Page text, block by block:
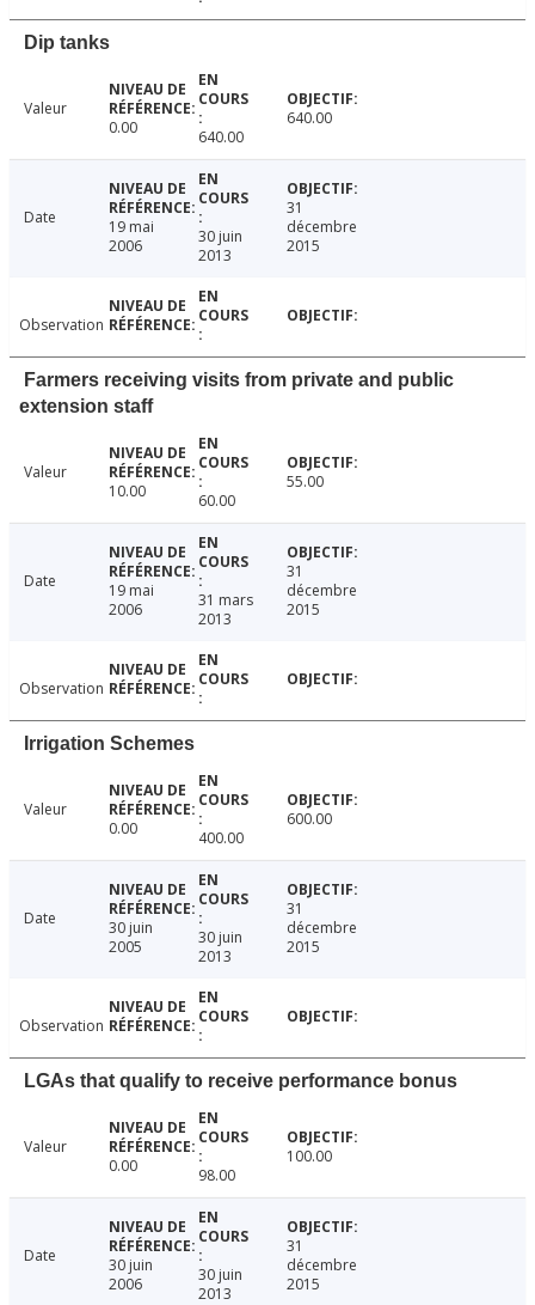
Dip tanks
Valeur
0.00
640.00
640.00
Date
19 mai
2006
30 juin
2013
31
décembre
2015
Observation
Farmers receiving visits from private and public
extension staff
Valeur
10.00
60.00
55.00
Date
19 mai
2006
31 mars
2013
31
décembre
2015
Observation
Irrigation Schemes
Valeur
0.00
400.00
600.00
Date
30 juin
2005
30 juin
2013
31
décembre
2015
Observation
LGAs that qualify to receive performance bonus
Valeur
0.00
98.00
100.00
Date
30 juin
2006
30 juin
2013
31
décembre
2015